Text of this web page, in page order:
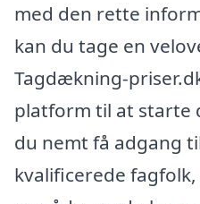
med den rette
kan du tage en
Tagdækning-
platform til at starte
du nemt få adgang
kvalificerede